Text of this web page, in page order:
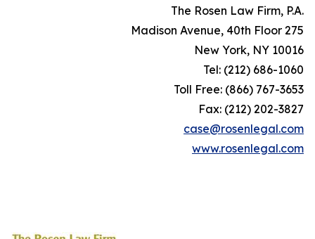
.The Rosen Law Firm, P.A
275 Madison Avenue, 40th Floor
New York, NY 10016
Tel: (212) 686-1060
Toll Free: (866) 767-3653
Fax: (212) 202-3827
case@rosenlegal.com
www.rosenlegal.com